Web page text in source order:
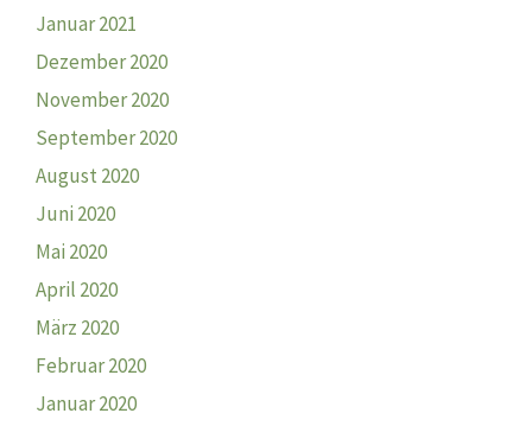
Januar 2021
Dezember 2020
November 2020
September 2020
August 2020
Juni 2020
Mai 2020
April 2020
März 2020
Februar 2020
Januar 2020